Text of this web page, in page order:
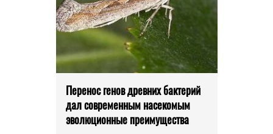
Перенос генов древних бактерий
дал современным насекомым
эволюционные преимущества